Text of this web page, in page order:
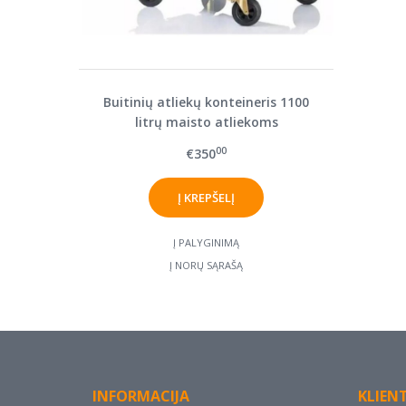
Buitinių atliekų konteineris 1100
litrų maisto atliekoms
€35000
Į PALYGINIMĄ
Į NORŲ SĄRAŠĄ
INFORMACIJA